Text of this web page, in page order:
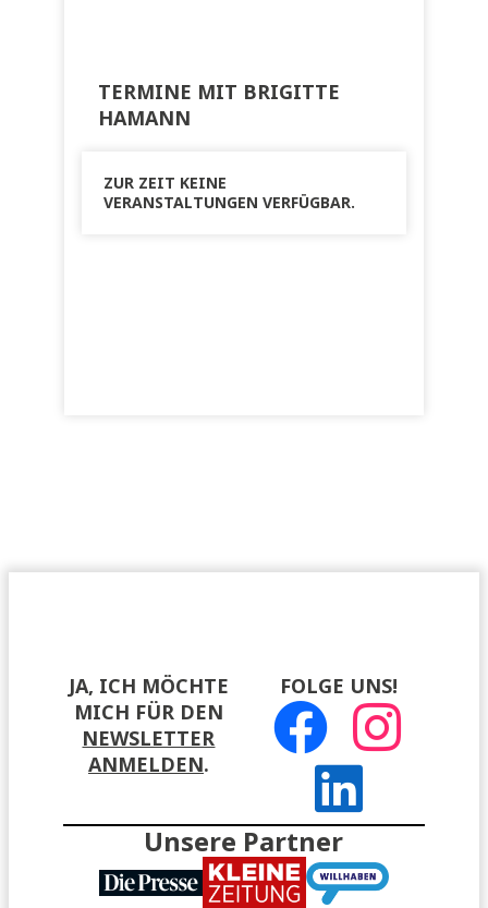
TERMINE MIT BRIGITTE
HAMANN
ZUR ZEIT KEINE
VERANSTALTUNGEN VERFÜGBAR.
JA, ICH MÖCHTE
MICH FÜR DEN
NEWSLETTER
ANMELDEN.
FOLGE UNS!
Unsere Partner